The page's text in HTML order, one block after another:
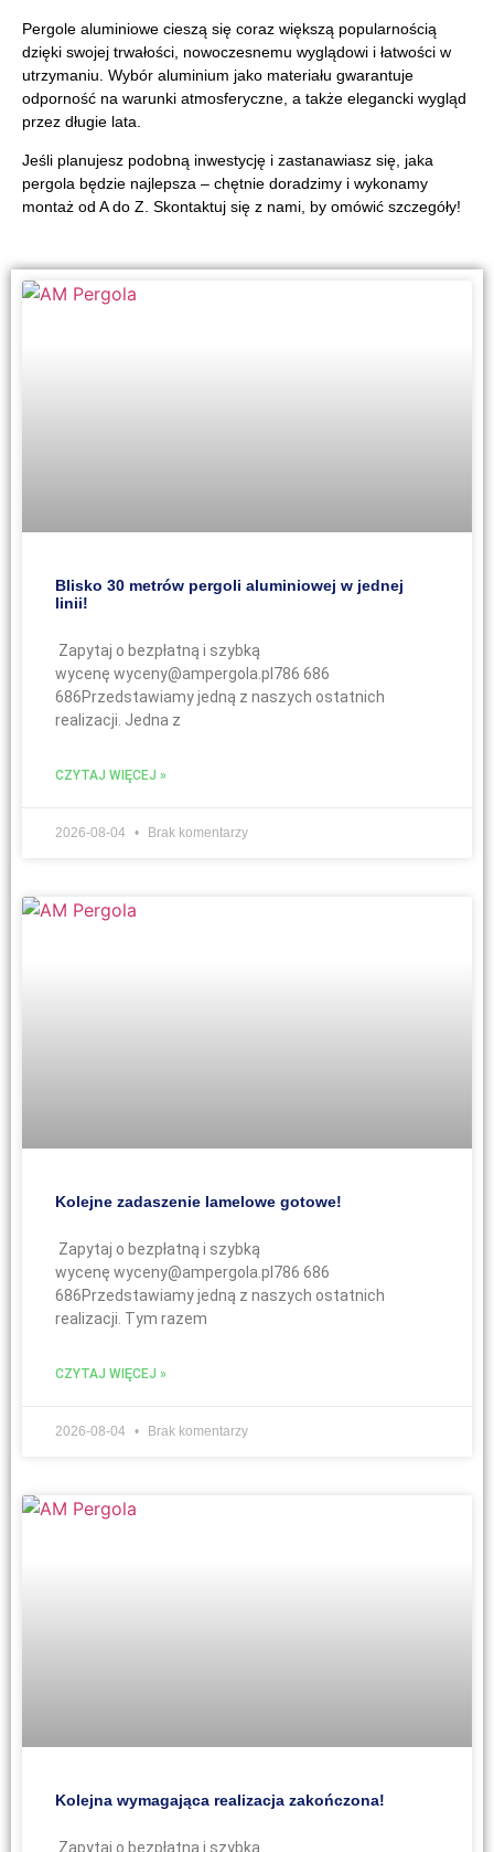
Pergole aluminiowe cieszą się coraz większą popularnością
dzięki swojej trwałości, nowoczesnemu wyglądowi i łatwości w
utrzymaniu. Wybór aluminium jako materiału gwarantuje
odporność na warunki atmosferyczne, a także elegancki wygląd
przez długie lata.
Jeśli planujesz podobną inwestycję i zastanawiasz się, jaka
pergola będzie najlepsza – chętnie doradzimy i wykonamy
montaż od A do Z. Skontaktuj się z nami, by omówić szczegóły!
Blisko 30 metrów pergoli aluminiowej w jednej
linii!
Zapytaj o bezpłatną i szybką
wycenę wyceny@ampergola.pl786 686
686Przedstawiamy jedną z naszych ostatnich
realizacji. Jedna z
CZYTAJ WIĘCEJ »
2026-08-04 Brak komentarzy
Kolejne zadaszenie lamelowe gotowe!
Zapytaj o bezpłatną i szybką
wycenę wyceny@ampergola.pl786 686
686Przedstawiamy jedną z naszych ostatnich
realizacji. Tym razem
CZYTAJ WIĘCEJ »
2026-08-04 Brak komentarzy
Kolejna wymagająca realizacja zakończona!
Zapytaj o bezpłatną i szybką